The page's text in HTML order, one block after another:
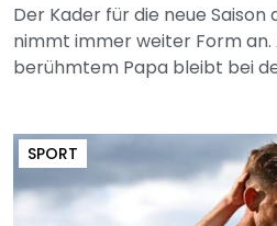
Der Kader für die neue Saison
nimmt immer weiter Form an.
berühmtem Papa bleibt bei
SPORT